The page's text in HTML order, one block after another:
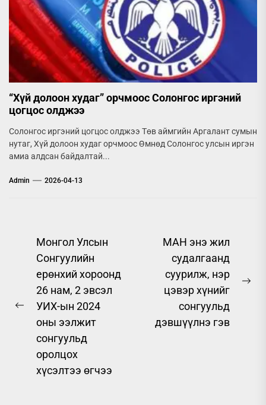
“Хүй долоон худаг” орчмоос Солонгос иргэний
цогцос олджээ
Солонгос иргэний цогцос олджээ Төв аймгийн Аргалант сумын
нутаг, Хүй долоон худаг орчмоос Өмнөд Солонгос улсын иргэн
амиа алдсан байдалтай...
Admin 2026-04-13
Post
navigation
Previous
post:
Монгол Улсын
Сонгуулийн
ерөнхий хороонд
26 нам, 2 эвсэл
УИХ-ын 2024
оны ээлжит
сонгуульд
оролцох
хүсэлтээ өгчээ
МАН энэ жил
судалгаанд
суурилж, нэр
цэвэр хүнийг
сонгуульд
дэвшүүлнэ гэв